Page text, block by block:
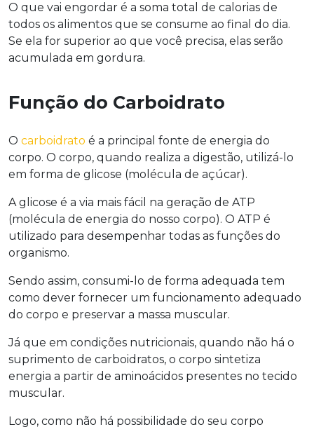
O que vai engordar é a soma total de calorias de
todos os alimentos que se consume ao final do dia.
Se ela for superior ao que você precisa, elas serão
acumulada em gordura.
Função do Carboidrato
O carboidrato é a principal fonte de energia do
corpo. O corpo, quando realiza a digestão, utilizá-lo
em forma de glicose (molécula de açúcar).
A glicose é a via mais fácil na geração de ATP
(molécula de energia do nosso corpo). O ATP é
utilizado para desempenhar todas as funções do
organismo.
Sendo assim, consumi-lo de forma adequada tem
como dever fornecer um funcionamento adequado
do corpo e preservar a massa muscular.
Já que em condições nutricionais, quando não há o
suprimento de carboidratos, o corpo sintetiza
energia a partir de aminoácidos presentes no tecido
muscular.
Logo, como não há possibilidade do seu corpo